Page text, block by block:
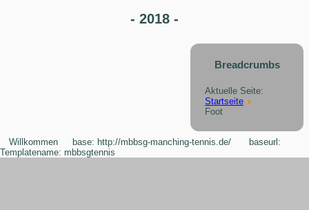
- 2018 -
Breadcrumbs
Aktuelle Seite:
Startseite
Foot
Willkommen
base: http://mbbsg-manching-tennis.de/ baseurl:
Templatename: mbbsgtennis